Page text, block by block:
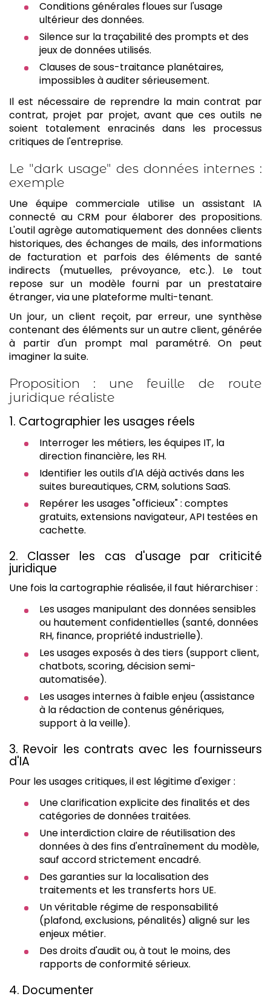
Conditions générales floues sur l'usage
ultérieur des données.
Silence sur la traçabilité des prompts et des
jeux de données utilisés.
Clauses de sous-traitance planétaires,
impossibles à auditer sérieusement.
Il est nécessaire de reprendre la main contrat par
contrat, projet par projet, avant que ces outils ne
soient totalement enracinés dans les processus
critiques de l'entreprise.
Le "dark usage" des données internes :
exemple
Une équipe commerciale utilise un assistant IA
connecté au CRM pour élaborer des propositions.
L'outil agrège automatiquement des données clients
historiques, des échanges de mails, des informations
de facturation et parfois des éléments de santé
indirects (mutuelles, prévoyance, etc.). Le tout
repose sur un modèle fourni par un prestataire
étranger, via une plateforme multi-tenant.
Un jour, un client reçoit, par erreur, une synthèse
contenant des éléments sur un autre client, générée
à partir d'un prompt mal paramétré. On peut
imaginer la suite.
Proposition : une feuille de route
juridique réaliste
1. Cartographier les usages réels
Interroger les métiers, les équipes IT, la
direction financière, les RH.
Identifier les outils d'IA déjà activés dans les
suites bureautiques, CRM, solutions SaaS.
Repérer les usages "officieux" : comptes
gratuits, extensions navigateur, API testées en
cachette.
2. Classer les cas d'usage par criticité
juridique
Une fois la cartographie réalisée, il faut hiérarchiser :
Les usages manipulant des données sensibles
ou hautement confidentielles (santé, données
RH, finance, propriété industrielle).
Les usages exposés à des tiers (support client,
chatbots, scoring, décision semi-
automatisée).
Les usages internes à faible enjeu (assistance
à la rédaction de contenus génériques,
support à la veille).
3. Revoir les contrats avec les fournisseurs
d'IA
Pour les usages critiques, il est légitime d'exiger :
Une clarification explicite des finalités et des
catégories de données traitées.
Une interdiction claire de réutilisation des
données à des fins d'entraînement du modèle,
sauf accord strictement encadré.
Des garanties sur la localisation des
traitements et les transferts hors UE.
Un véritable régime de responsabilité
(plafond, exclusions, pénalités) aligné sur les
enjeux métier.
Des droits d'audit ou, à tout le moins, des
rapports de conformité sérieux.
4. Documenter